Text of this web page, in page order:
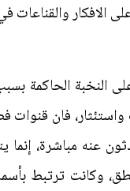
على الافكار
الحاكمة بسبب
فان
عنه مباشرة، إنما
وكانت ترتبط